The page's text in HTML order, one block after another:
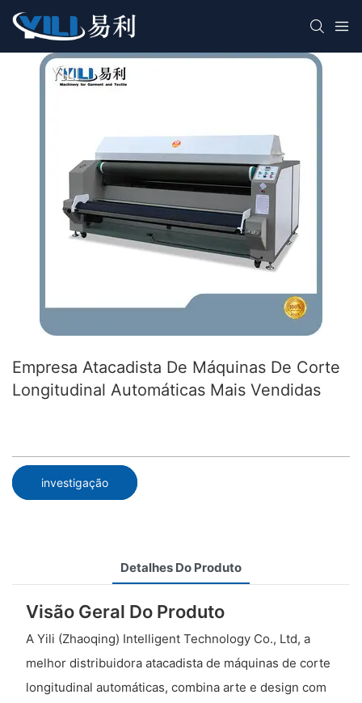
Empresa Atacadista De Máquinas De Corte
Longitudinal Automáticas Mais Vendidas
investigação
Detalhes Do Produto
Visão Geral Do Produto
A Yili (Zhaoqing) Intelligent Technology Co., Ltd, a
melhor distribuidora atacadista de máquinas de corte
longitudinal automáticas, combina arte e design com